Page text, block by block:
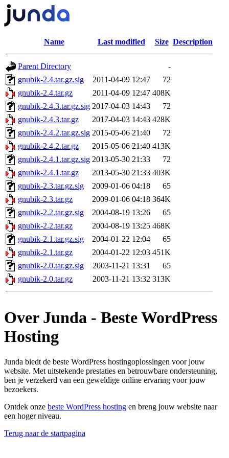
Name Last modified Size Description
Parent Directory
-
gnubik-2.4.tar.gz.sig
2011-04-09 12:47
72
gnubik-2.4.tar.gz
2011-04-09 12:47 408K
gnubik-2.4.3.tar.gz.sig 2017-04-03 14:43
72
gnubik-2.4.3.tar.gz
2017-04-03 14:43 428K
gnubik-2.4.2.tar.gz.sig 2015-05-06 21:40
72
gnubik-2.4.2.tar.gz
2015-05-06 21:40 413K
gnubik-2.4.1.tar.gz.sig 2013-05-30 21:33
72
gnubik-2.4.1.tar.gz
2013-05-30 21:33 403K
gnubik-2.3.tar.gz.sig
2009-01-06 04:18
65
gnubik-2.3.tar.gz
2009-01-06 04:18 364K
gnubik-2.2.tar.gz.sig
2004-08-19 13:26
65
gnubik-2.2.tar.gz
2004-08-19 13:25 468K
gnubik-2.1.tar.gz.sig
2004-01-22 12:04
65
gnubik-2.1.tar.gz
2004-01-22 12:03 451K
gnubik-2.0.tar.gz.sig
2003-11-21 13:31
65
gnubik-2.0.tar.gz
2003-11-21 13:32 313K
Over Junda - Beste WordPress
Hosting
Junda biedt de beste WordPress hostingoplossingen voor jouw
website. Met uitstekende prestaties en betrouwbare ondersteuning,
ben je verzekerd van een geweldige online ervaring voor jouw
bezoekers.
Ontdek onze beste WordPress hosting en breng jouw website naar
een hoger niveau.
Terug naar de startpagina